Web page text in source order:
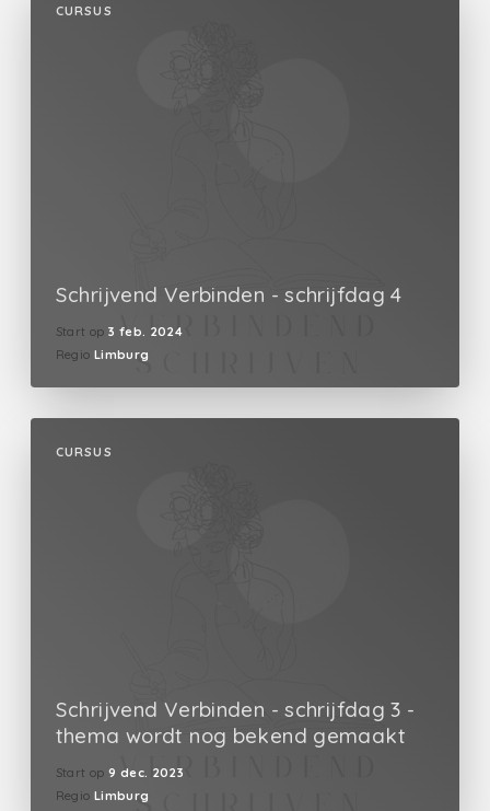
CURSUS
Schrijvend Verbinden - schrijfdag 4
Start op 3 feb. 2024
Regio Limburg
CURSUS
Schrijvend Verbinden - schrijfdag 3 -
thema wordt nog bekend gemaakt
Start op 9 dec. 2023
Regio Limburg